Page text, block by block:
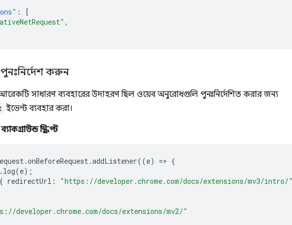
:
[
,
করুন
আরেকটি সাধারণ ব্যবহারের উদাহরণ ছিল ওয়েব অনুরোধগুলি পুনঃনির্দেশিত করার জন্য
ইভেন্ট ব্যবহার করা।
স্ক্রিপ্ট
.onBeforeRequest .addListener((e) => {
log(e);
redirectUrl : "https://developer.chrome.com/docs/extensions/mv3/intro/"
developer.chrome.com/docs/extensions/mv2/"